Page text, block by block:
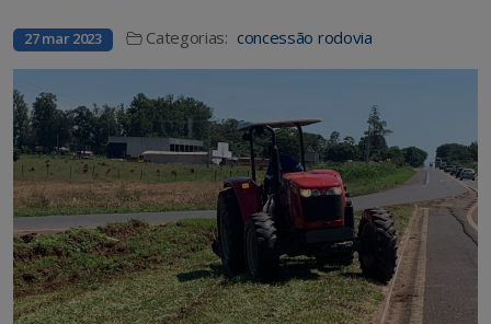
27 mar 2023 Categorias: concessão rodovia